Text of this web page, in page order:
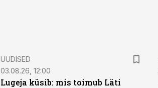
UUDISED
03.08.26, 12:00
Lugeja küsib: mis toimub Läti